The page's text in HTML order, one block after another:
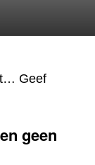
Geef
geen